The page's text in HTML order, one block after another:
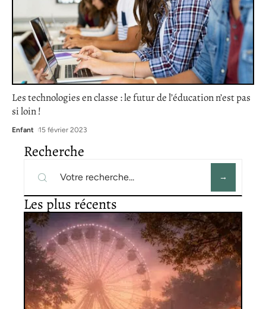
Les technologies en classe : le futur de l’éducation n’est pas
si loin !
Enfant 15 février 2023
Recherche
Les plus récents